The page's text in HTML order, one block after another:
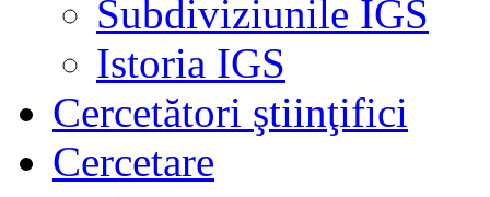
Subdiviziunile IGS
Istoria IGS
Cercetători ştiinţifici
Cercetare